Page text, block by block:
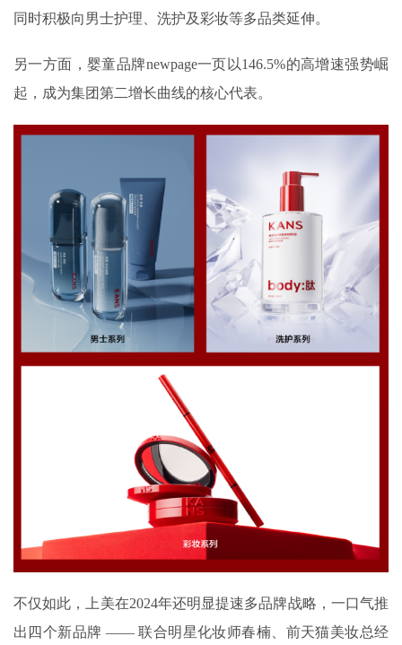
同时积极向男士护理、洗护及彩妆等多品类延伸。
另一方面，婴童品牌newpage一页以146.5%的高增速强势崛
起，成为集团第二增长曲线的核心代表。
不仅如此，上美在2024年还明显提速多品牌战略，一口气推
出四个新品牌 —— 联合明星化妆师春楠、前天猫美妆总经